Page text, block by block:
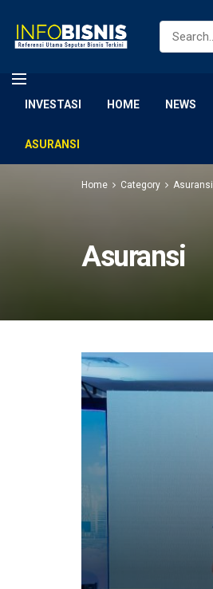
INVESTASI HOME NEWS
ASURANSI
Home Category Asuransi
Asuransi